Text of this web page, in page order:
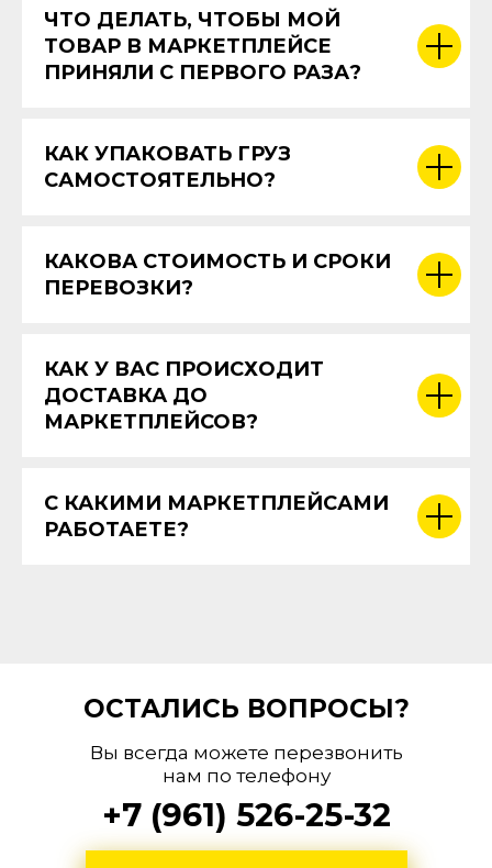
ЧТО ДЕЛАТЬ, ЧТОБЫ МОЙ
ТОВАР В МАРКЕТПЛЕЙСЕ
ПРИНЯЛИ С ПЕРВОГО РАЗА?
КАК УПАКОВАТЬ ГРУЗ
САМОСТОЯТЕЛЬНО?
КАКОВА СТОИМОСТЬ И СРОКИ
ПЕРЕВОЗКИ?
КАК У ВАС ПРОИСХОДИТ
ДОСТАВКА ДО
МАРКЕТПЛЕЙСОВ?
С КАКИМИ МАРКЕТПЛЕЙСАМИ
РАБОТАЕТЕ?
ОСТАЛИСЬ ВОПРОСЫ?
Вы всегда можете перезвонить
нам по телефону
+7 (961) 526-25-32